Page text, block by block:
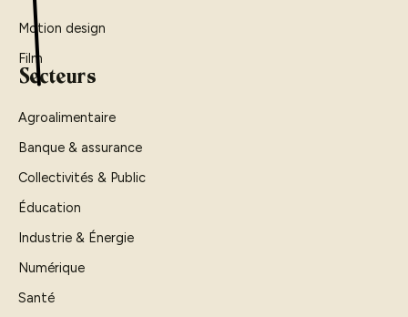
Motion design
Film
Secteurs
Agroalimentaire
Banque & assurance
Collectivités & Public
Éducation
Industrie & Énergie
Numérique
Santé